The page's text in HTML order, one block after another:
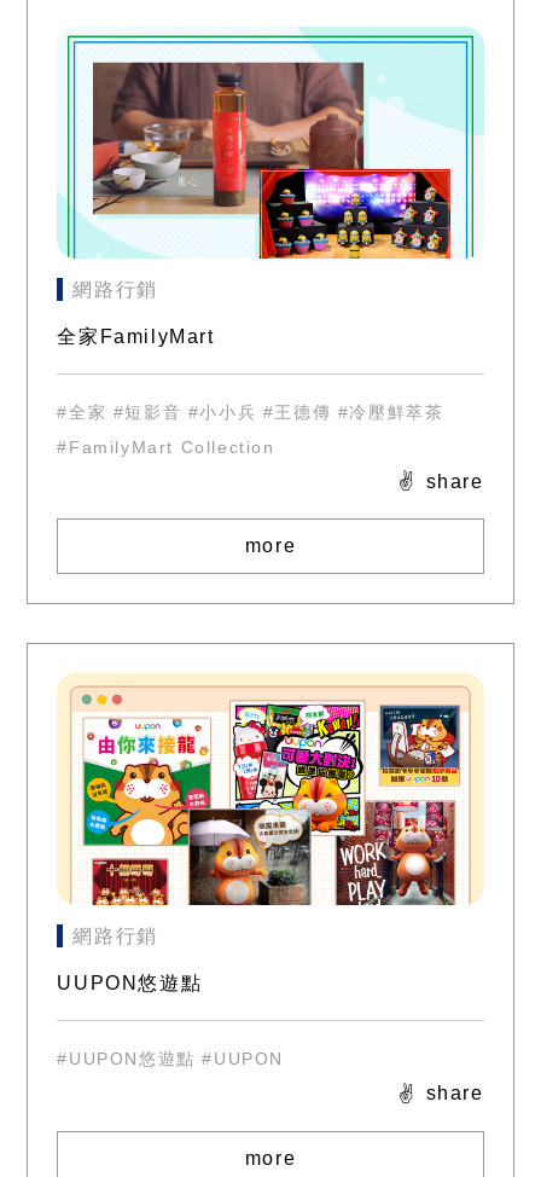
網路行銷
全家FamilyMart
#全家 #短影音 #小小兵 #王德傳 #冷壓鮮萃茶
#FamilyMart Collection
share
more
網路行銷
UUPON悠遊點
#UUPON悠遊點 #UUPON
share
more